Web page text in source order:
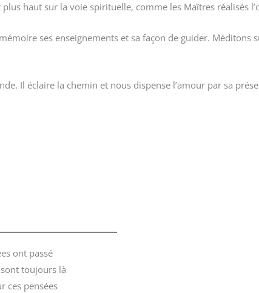
haut sur la voie spirituelle, comme les Maîtres réalisés
ses enseignements et sa façon de guider. Méditons
Il éclaire la chemin et nous dispense l’amour par sa
ont passé
toujours là
ces pensées